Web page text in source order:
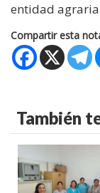
entidad
Compartir esta
También